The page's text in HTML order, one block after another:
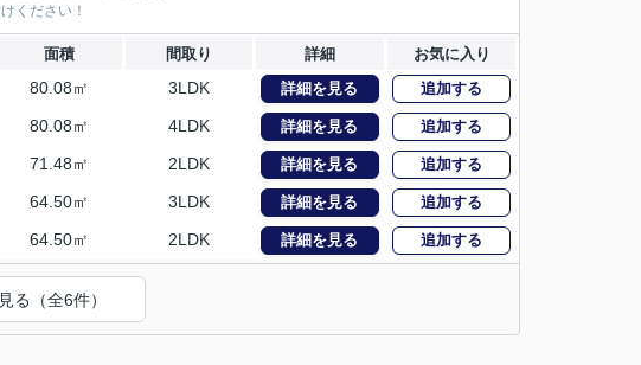
ください！
面積 間取り 詳細 お気に入り
80.08㎡ 3LDK 詳細を見る 追加する
80.08㎡ 4LDK 詳細を見る 追加する
71.48㎡ 2LDK 詳細を見る 追加する
64.50㎡ 3LDK 詳細を見る 追加する
64.50㎡ 2LDK 詳細を見る 追加する
る（全6件）